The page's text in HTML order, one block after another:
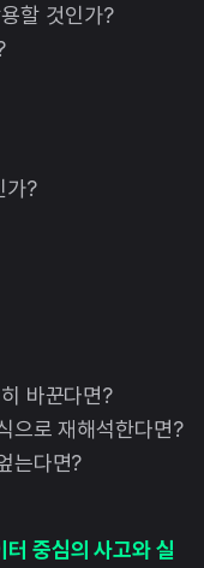
할 것인가?
가?
바꾼다면?
으로 재해석한다면?
는다면?
터 중심의 사고와 실